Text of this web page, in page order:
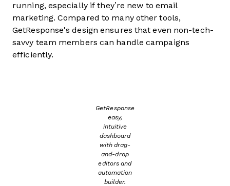
running, especially if they’re new to email
marketing. Compared to many other tools,
GetResponse's design ensures that even non-tech-
savvy team members can handle campaigns
efficiently.
GetResponse
easy,
intuitive
dashboard
with drag-
and-drop
editors and
automation
builder.